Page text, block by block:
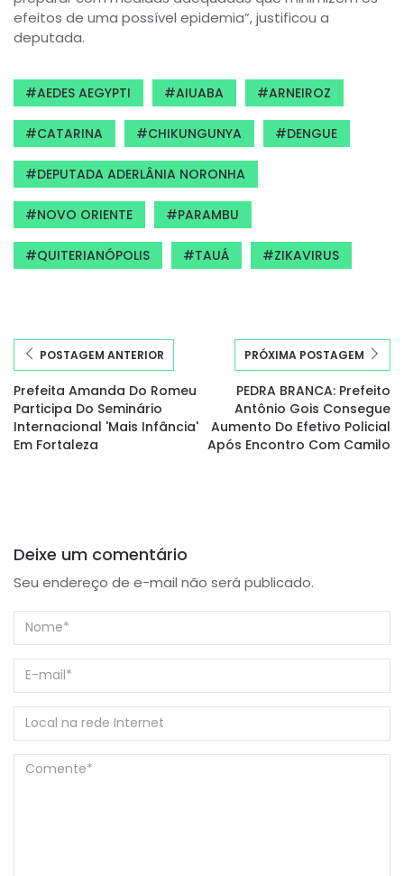
efeitos de uma possível epidemia”, justificou a
deputada.
AEDES AEGYPTI AIUABA ARNEIROZ
CATARINA CHIKUNGUNYA DENGUE
DEPUTADA ADERLÂNIA NORONHA
NOVO ORIENTE PARAMBU
QUITERIANÓPOLIS TAUÁ ZIKAVIRUS
POSTAGEM ANTERIOR
Prefeita Amanda Do Romeu
Participa Do Seminário
Internacional 'Mais Infância'
Em Fortaleza
PRÓXIMA POSTAGEM
PEDRA BRANCA: Prefeito
Antônio Gois Consegue
Aumento Do Efetivo Policial
Após Encontro Com Camilo
Deixe um comentário
Seu endereço de e-mail não será publicado.